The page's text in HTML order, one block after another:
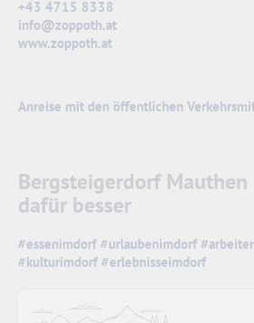
+43 4715 8338
info@zoppoth.at
www.zoppoth.at
Anreise mit den öffentlichen
Bergsteigerdorf Mauthen
dafür besser
#essenimdorf #urlaubenimdorf
#kulturimdorf #erlebnisseimdorf